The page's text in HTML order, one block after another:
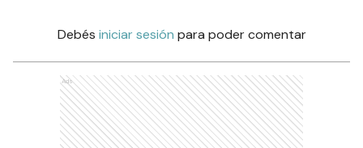
Debés iniciar sesión para poder comentar
Ads